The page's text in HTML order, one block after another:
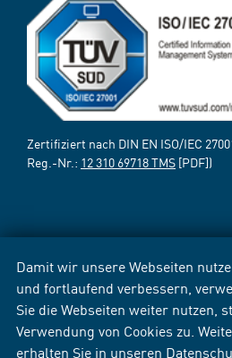
Damit wir unsere Webseiten
und fortlaufend verbessern,
Sie die Webseiten weiter nutzen,
Verwendung von Cookies zu.
erhalten Sie in unseren
Zertifiziert nach DIN EN ISO/IEC
Reg.-Nr.: 12 310 69718 TMS [PDF])